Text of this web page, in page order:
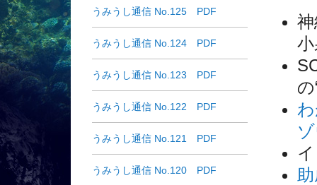
うみうし通信 No.125 PDF
うみうし通信 No.124 PDF
うみうし通信 No.123 PDF
うみうし通信 No.122 PDF
うみうし通信 No.121 PDF
うみうし通信 No.120 PDF